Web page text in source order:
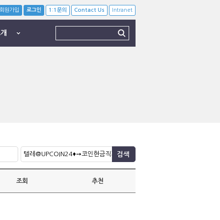
회원가입 로그인 1:1문의 Contact Us Intranet
조회 추천